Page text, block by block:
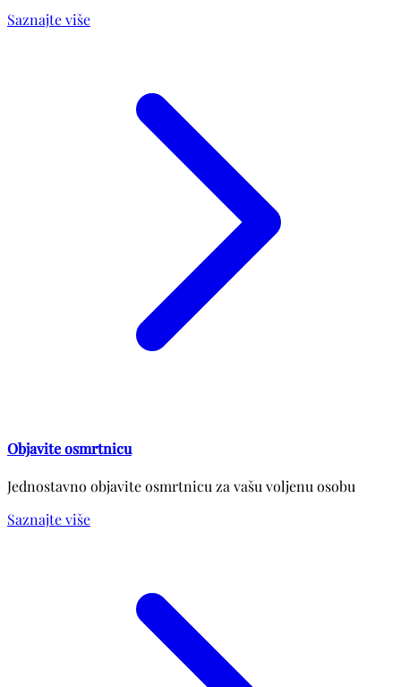
Saznajte više
Objavite osmrtnicu
Jednostavno objavite osmrtnicu za vašu voljenu osobu
Saznajte više